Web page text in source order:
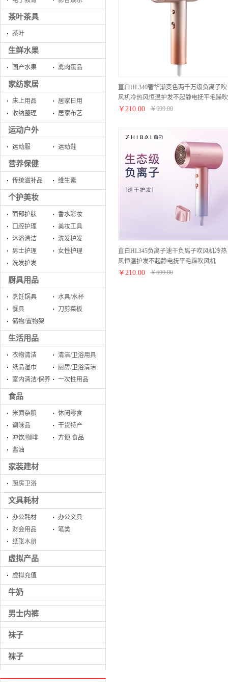
茶叶茶具
茶叶
生鲜水果
国产水果 禽肉蛋品
家纺家居
床上用品
居家日用
收纳整理
居家布艺
运动户外
运动服 运动鞋
营养保健
传统滋补品 维生素
个护美妆
面部护肤
香水彩妆
口腔护理
美妆工具
沐浴清洁
洗发护发
男士护理
女性护理
洗发护发
厨具用品
烹饪锅具
水具/水杯
餐具
刀剪菜板
储物/置物架
生活用品
衣物清洁
清洁/卫浴用具
纸品湿巾
厨房/卫浴清洁
室内清洁/保养
一次性用品
食品
米面杂粮
休闲零食
调味品
干货特产
冲饮/咖啡
方便 食品
酱油
家装建材
厨房卫浴
文具耗材
办公耗材
办公文具
财会用品
笔类
纸张本册
虚拟产品
虚拟充值
牛奶
男士内裤
袜子
袜子
直白HL340奢华渐变色两千万级负离子吹
风机冷热风恒温护发不起静电抚平毛躁吹
风机【ABS/珍珠粉】
￥ 210.00 ￥699.00
直白HL345负离子速干负离子吹风机冷热
风恒温护发不起静电抚平毛躁吹风机
【ABS/粉蓝渐变】
￥ 210.00 ￥699.00